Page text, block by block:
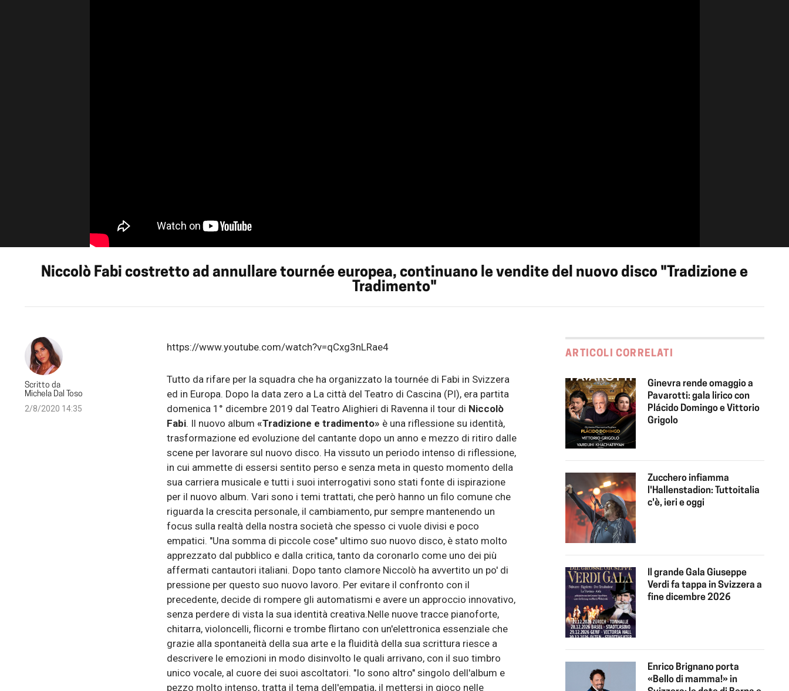
Niccolò Fabi costretto ad annullare tournée europea, continuano le vendite del nuovo disco "Tradizione e
Tradimento"
Scritto da
Michela Dal Toso
2/8/2020 14:35
https://www.youtube.com/watch?v=qCxg3nLRae4
Tutto da rifare per la squadra che ha organizzato la tournée di Fabi in Svizzera
ed in Europa. Dopo la data zero a La città del Teatro di Cascina (PI), era partita
domenica 1° dicembre 2019 dal Teatro Alighieri di Ravenna il tour di Niccolò
Fabi. Il nuovo album «Tradizione e tradimento» è una riflessione su identità,
trasformazione ed evoluzione del cantante dopo un anno e mezzo di ritiro dalle
scene per lavorare sul nuovo disco. Ha vissuto un periodo intenso di riflessione,
in cui ammette di essersi sentito perso e senza meta in questo momento della
sua carriera musicale e tutti i suoi interrogativi sono stati fonte di ispirazione
per il nuovo album. Vari sono i temi trattati, che però hanno un filo comune che
riguarda la crescita personale, il cambiamento, pur sempre mantenendo un
focus sulla realtà della nostra società che spesso ci vuole divisi e poco
empatici. "Una somma di piccole cose" ultimo suo nuovo disco, è stato molto
apprezzato dal pubblico e dalla critica, tanto da coronarlo come uno dei più
affermati cantautori italiani. Dopo tanto clamore Niccolò ha avvertito un po' di
pressione per questo suo nuovo lavoro. Per evitare il confronto con il
precedente, decide di rompere gli automatismi e avere un approccio innovativo,
senza perdere di vista la sua identità creativa.Nelle nuove tracce pianoforte,
chitarra, violoncelli, flicorni e trombe flirtano con un'elettronica essenziale che
grazie alla spontaneità della sua arte e la fluidità della sua scrittura riesce a
descrivere le emozioni in modo disinvolto le quali arrivano, con il suo timbro
unico vocale, al cuore dei suoi ascoltatori. "Io sono altro" singolo dell'album e
pezzo molto intenso, tratta il tema dell'empatia, il mettersi in gioco nelle
ARTICOLI CORRELATI
Ginevra rende omaggio a
Pavarotti: gala lirico con
Plácido Domingo e Vittorio
Grigolo
Zucchero infiamma
l'Hallenstadion: Tuttoitalia
c'è, ieri e oggi
Il grande Gala Giuseppe
Verdi fa tappa in Svizzera a
fine dicembre 2026
Enrico Brignano porta
«Bello di mamma!» in